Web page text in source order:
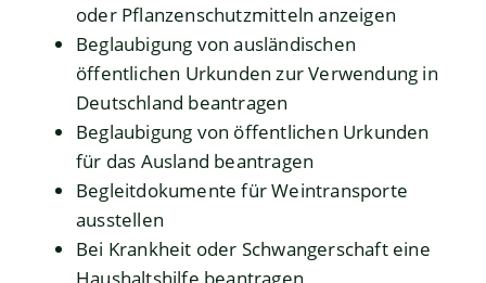
oder Pflanzenschutzmitteln anzeigen
Beglaubigung von ausländischen
öffentlichen Urkunden zur Verwendung in
Deutschland beantragen
Beglaubigung von öffentlichen Urkunden
für das Ausland beantragen
Begleitdokumente für Weintransporte
ausstellen
Bei Krankheit oder Schwangerschaft eine